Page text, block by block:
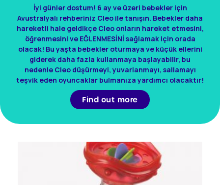
İyi günler dostum! 6 ay ve üzeri bebekler için
Avustralyalı rehberiniz Cleo ile tanışın. Bebekler daha
hareketli hale geldikçe Cleo onların hareket etmesini,
öğrenmesini ve EĞLENMESİNİ sağlamak için orada
olacak! Bu yaşta bebekler oturmaya ve küçük ellerini
giderek daha fazla kullanmaya başlayabilir, bu
nedenle Cleo düşürmeyi, yuvarlanmayı, sallamayı
teşvik eden oyuncaklar bulmanıza yardımcı olacaktır!
Find out more